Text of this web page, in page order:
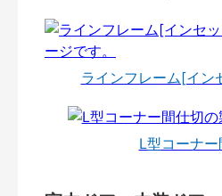
ラインフレーム[イン
L型コーナー